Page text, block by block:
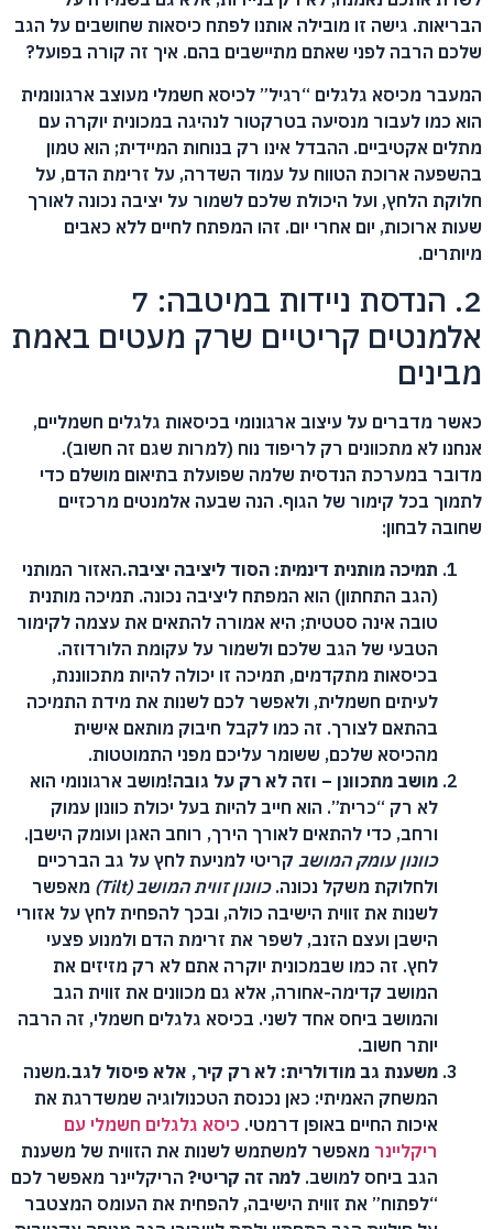
הבריאות. גישה זו מובילה אותנו לפתח כיסאות שחושבים על הגב
שלכם הרבה לפני שאתם מתיישבים בהם. איך זה קורה בפועל?
המעבר מכיסא גלגלים “רגיל” לכיסא חשמלי מעוצב ארגונומית
הוא כמו לעבור מנסיעה בטרקטור לנהיגה במכונית יוקרה עם
מתלים אקטיביים. ההבדל אינו רק בנוחות המיידית; הוא טמון
בהשפעה ארוכת הטווח על עמוד השדרה, על זרימת הדם, על
חלוקת הלחץ, ועל היכולת שלכם לשמור על יציבה נכונה לאורך
שעות ארוכות, יום אחרי יום. זהו המפתח לחיים ללא כאבים
מיותרים.
2. הנדסת ניידות במיטבה: 7
אלמנטים קריטיים שרק מעטים באמת
מבינים
כאשר מדברים על עיצוב ארגונומי בכיסאות גלגלים חשמליים,
אנחנו לא מתכוונים רק לריפוד נוח (למרות שגם זה חשוב).
מדובר במערכת הנדסית שלמה שפועלת בתיאום מושלם כדי
לתמוך בכל קימור של הגוף. הנה שבעה אלמנטים מרכזיים
שחובה לבחון:
תמיכה מותנית דינמית: הסוד ליציבה יציבה.האזור המותני
(הגב התחתון) הוא המפתח ליציבה נכונה. תמיכה מותנית
טובה אינה סטטית; היא אמורה להתאים את עצמה לקימור
הטבעי של הגב שלכם ולשמור על עקומת הלורדוזה.
בכיסאות מתקדמים, תמיכה זו יכולה להיות מתכווננת,
לעיתים חשמלית, ולאפשר לכם לשנות את מידת התמיכה
בהתאם לצורך. זה כמו לקבל חיבוק מותאם אישית
מהכיסא שלכם, ששומר עליכם מפני התמוטטות.
מושב מתכוונן – וזה לא רק על גובה!מושב ארגונומי הוא
לא רק “כרית”. הוא חייב להיות בעל יכולת כוונון עמוק
ורחב, כדי להתאים לאורך הירך, רוחב האגן ועומק הישבן.
כוונון עומק המושב קריטי למניעת לחץ על גב הברכיים
ולחלוקת משקל נכונה.כוונון זווית המושב (Tilt)
מאפשר
לשנות את זווית הישיבה כולה, ובכך להפחית לחץ על אזורי
הישבן ועצם הזנב, לשפר את זרימת הדם ולמנוע פצעי
לחץ. זה כמו שבמכונית יוקרה אתם לא רק מזיזים את
המושב קדימה-אחורה, אלא גם מכוונים את זווית הגב
והמושב ביחס אחד לשני. בכיסא גלגלים חשמלי, זה הרבה
יותר חשוב.
משענת גב מודולרית: לא רק קיר, אלא פיסול לגב.משנה
המשחק האמיתי: כאן נכנסת הטכנולוגיה שמשדרגת את
איכות החיים באופן דרמטי. כיסא גלגלים חשמלי עם
ריקליינר מאפשר למשתמש לשנות את הזווית של משענת
הגב ביחס למושב. למה זה קריטי? הריקליינר מאפשר לכם
“לפתוח” את זווית הישיבה, להפחית את העומס המצטבר